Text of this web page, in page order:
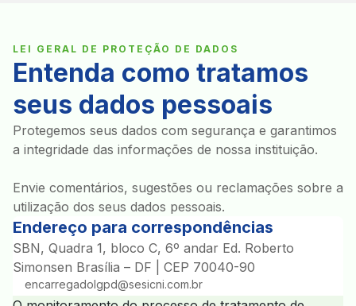
LEI GERAL DE PROTEÇÃO DE DADOS
Entenda como tratamos
seus dados pessoais
Protegemos seus dados com segurança e garantimos
a integridade das informações de nossa instituição.
Envie comentários, sugestões ou reclamações sobre a
utilização dos seus dados pessoais.
Endereço para correspondências
SBN, Quadra 1, bloco C, 6º andar Ed. Roberto
Simonsen Brasília – DF | CEP 70040-90
encarregadolgpd@sesicni.com.br